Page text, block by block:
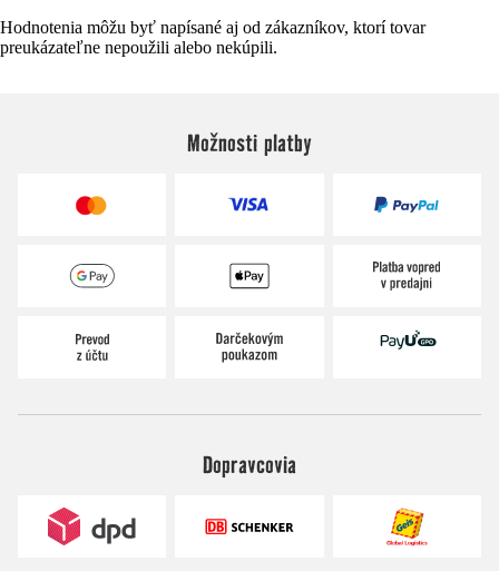
Hodnotenia môžu byť napísané aj od zákazníkov, ktorí tovar
preukázateľne nepoužili alebo nekúpili.
Možnosti platby
Dopravcovia